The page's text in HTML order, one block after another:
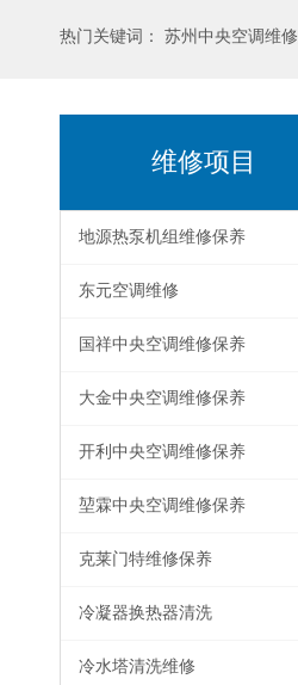
热门关键词： 苏州中央空调维修
维修项目
地源热泵机组维修保养
东元空调维修
国祥中央空调维修保养
大金中央空调维修保养
开利中央空调维修保养
堃霖中央空调维修保养
克莱门特维修保养
冷凝器换热器清洗
冷水塔清洗维修